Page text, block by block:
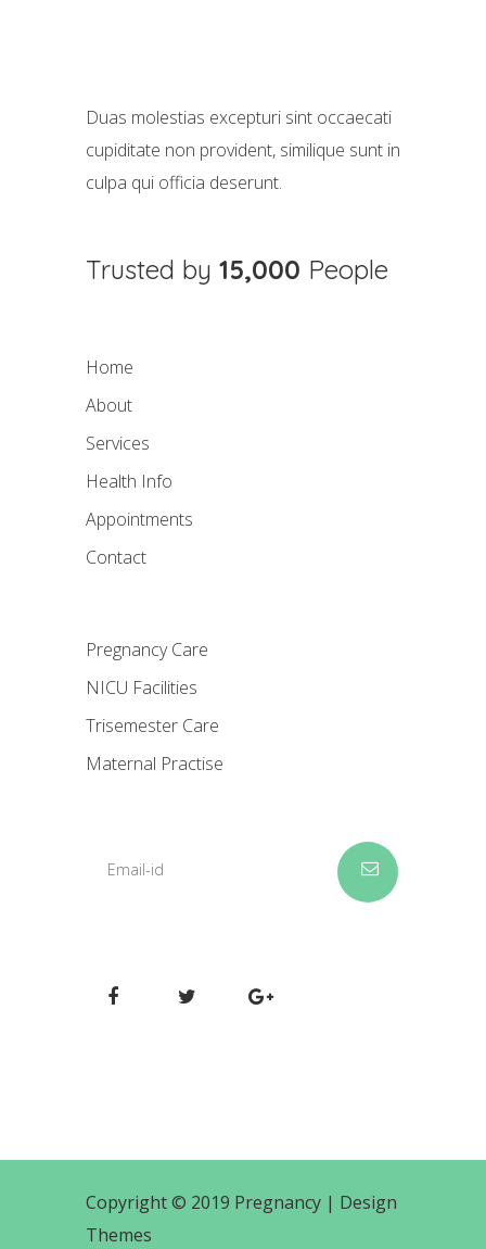
Duas molestias excepturi sint occaecati
cupiditate non provident, similique sunt in
culpa qui officia deserunt.
Trusted by 15,000 People
Home
About
Services
Health Info
Appointments
Contact
Pregnancy Care
NICU Facilities
Trisemester Care
Maternal Practise
Copyright © 2019 Pregnancy | Design
Themes